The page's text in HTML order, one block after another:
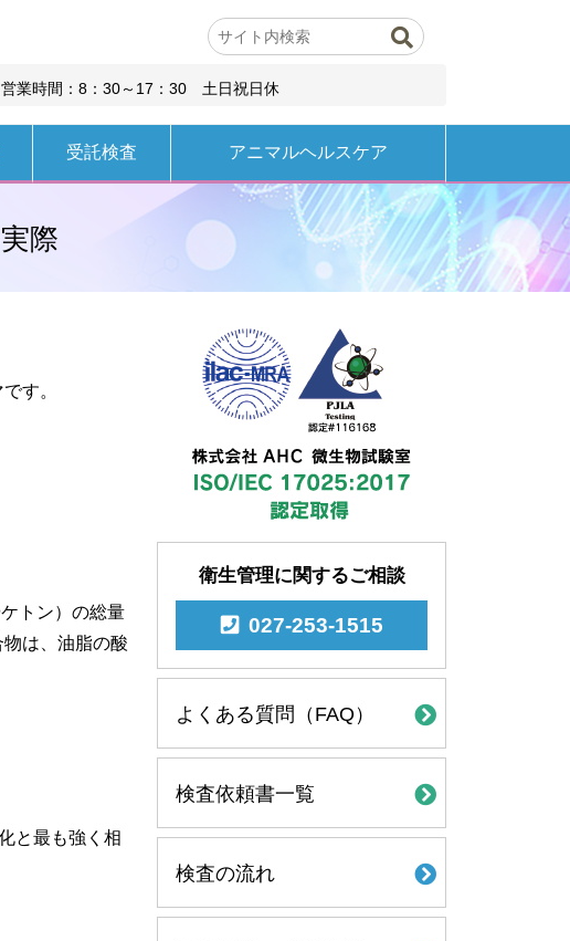
営業時間：8：30～17：30 土日祝日休
受託検査 アニマルヘルスケア
際
す。
トン）の総量
は、油脂の酸
と最も強く相
衛生管理に関するご相談
027-253-1515
よくある質問（FAQ）
検査依頼書一覧
検査の流れ